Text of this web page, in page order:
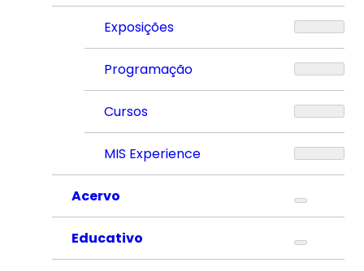
Exposições
Programação
Cursos
MIS Experience
Acervo
Educativo